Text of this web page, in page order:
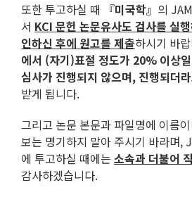
또한 투고하실 때 『미국학』 의
서 KCI 문헌 논문유사도 검사를 실
인하신 후에 원고를 제출하시기 바
에서 (자기)표절 정도가 20% 이상
심사가 진행되지 않으며, 진행되더
받게 됩니다.
그리고 논문 본문과 파일명에 이름
보는 명기하지 말아 주시기 바라며,
에 투고하실 때에는 소속과 더불어
감사하겠습니다.